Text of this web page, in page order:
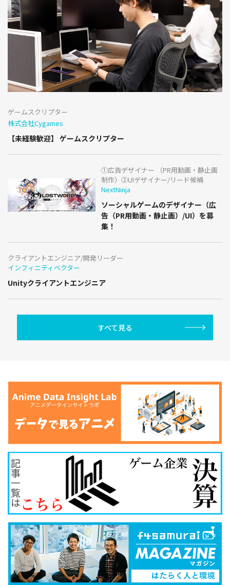
ゲームスクリプター
株式会社Cygames
【未経験歓迎】 ゲームスクリプター
①広告デザイナー （PR用動画・静止画
制作）②UIデザイナー/リード候補
NextNinja
ソーシャルゲームのデザイナー（広
告（PR用動画・静止画）/UI）を募
集！
クライアントエンジニア/開発リーダー
インフィニティベクター
Unityクライアントエンジニア
すべて見る